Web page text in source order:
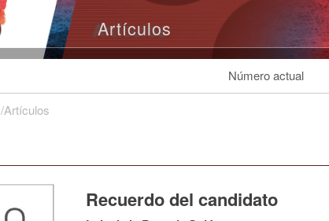
Artículos
Número actual
/Artículos
Recuerdo del candidato